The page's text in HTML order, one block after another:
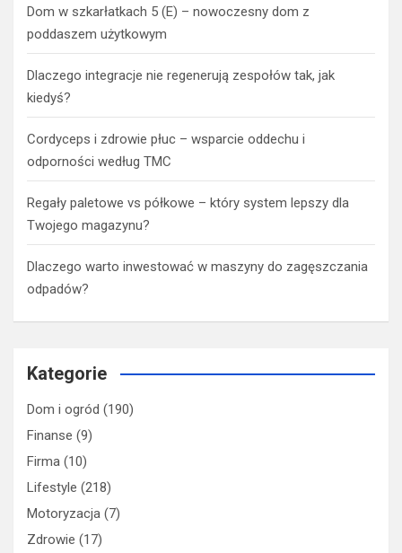
Dom w szkarłatkach 5 (E) – nowoczesny dom z
poddaszem użytkowym
Dlaczego integracje nie regenerują zespołów tak, jak
kiedyś?
Cordyceps i zdrowie płuc – wsparcie oddechu i
odporności według TMC
Regały paletowe vs półkowe – który system lepszy dla
Twojego magazynu?
Dlaczego warto inwestować w maszyny do zagęszczania
odpadów?
Kategorie
Dom i ogród (190)
Finanse (9)
Firma (10)
Lifestyle (218)
Motoryzacja (7)
Zdrowie (17)